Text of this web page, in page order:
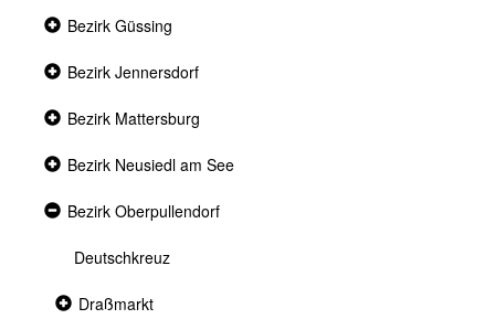
Collapsed
Bezirk Güssing
Collapsed
Bezirk Jennersdorf
Collapsed
Bezirk Mattersburg
Collapsed
Bezirk Neusiedl am See
Expanded
Bezirk Oberpullendorf
Deutschkreuz
Collapsed
Draßmarkt